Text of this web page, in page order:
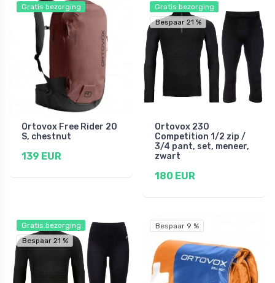
Gratis bezorging
Ortovox Free Rider 20
S, chestnut
139 EUR
Gratis bezorging
Bespaar 21 %
Ortovox 230
Competition 1/2 zip /
3/4 pant, set, meneer,
zwart
180 EUR
Gratis bezorging
Bespaar 21 %
Bespaar 9 %